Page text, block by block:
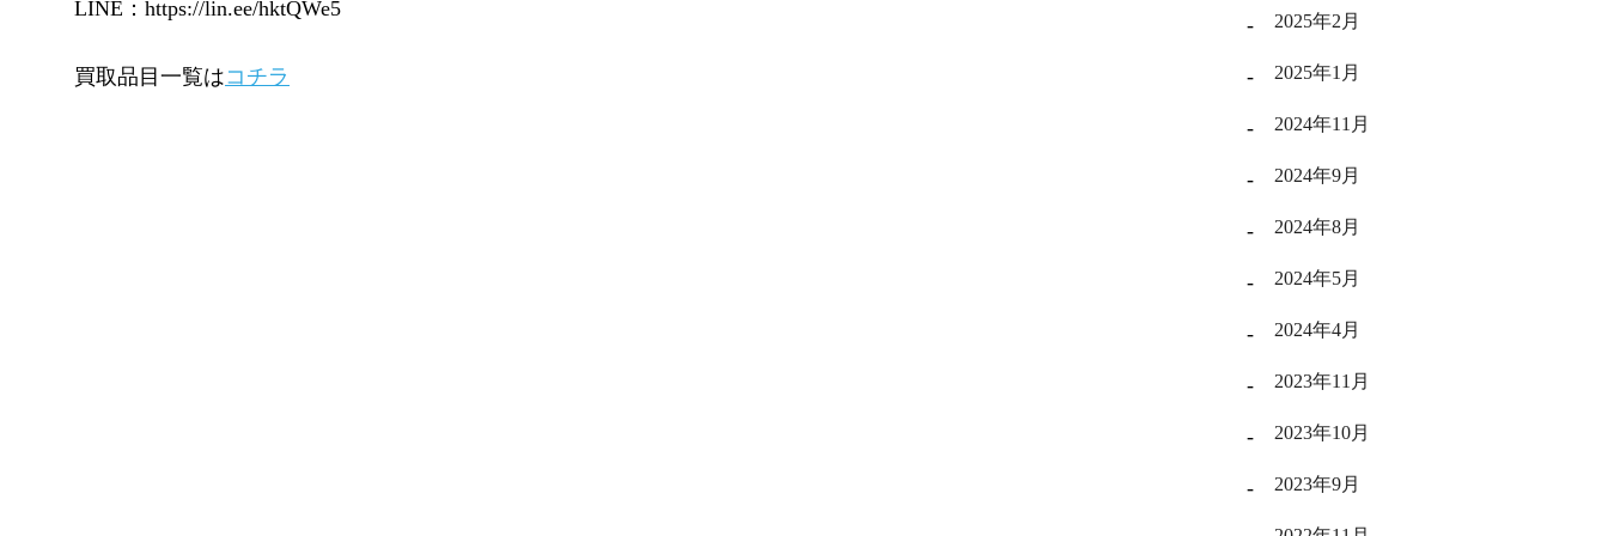
LINE：https://lin.ee/hktQWe5
買取品目一覧はコチラ
2025年2月
2025年1月
2024年11月
2024年9月
2024年8月
2024年5月
2024年4月
2023年11月
2023年10月
2023年9月